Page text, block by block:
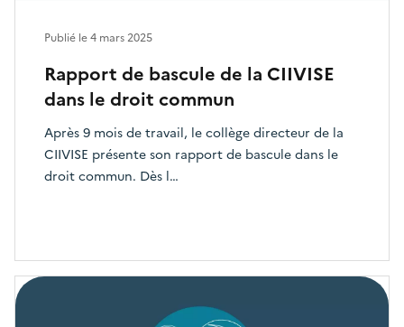
Rapport de bascule de la CIIVISE
dans le droit commun
Après 9 mois de travail, le collège directeur de la
CIIVISE présente son rapport de bascule dans le
droit commun. Dès l…
Publié le4 mars 2025